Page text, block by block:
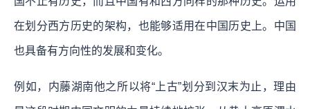
在划分西方历史的架构，也能够适用在中国历史上。中国
也具备有方向性的发展和变化。
例如，内藤湖南他之所以将“上古”划分到汉末为止，理由